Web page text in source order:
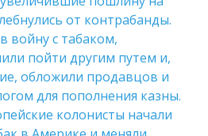
от контрабанды.
войну с табаком,
пойти другим путем и,
обложили продавцов и
для пополнения казны.
колонисты начали